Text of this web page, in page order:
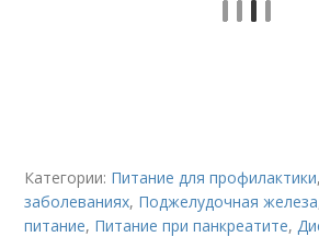
Категории: Питание для профилактики
заболеваниях, Поджелудочная железа
питание, Питание при панкреатите,